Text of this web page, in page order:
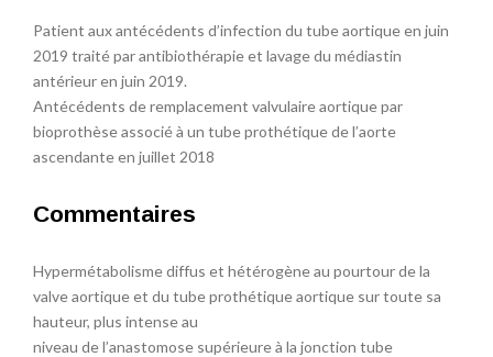
Patient aux antécédents d’infection du tube aortique en juin
2019 traité par antibiothérapie et lavage du médiastin
antérieur en juin 2019.
Antécédents de remplacement valvulaire aortique par
bioprothèse associé à un tube prothétique de l’aorte
ascendante en juillet 2018
Commentaires
Hypermétabolisme diffus et hétérogène au pourtour de la
valve aortique et du tube prothétique aortique sur toute sa
hauteur, plus intense au
niveau de l’anastomose supérieure à la jonction tube